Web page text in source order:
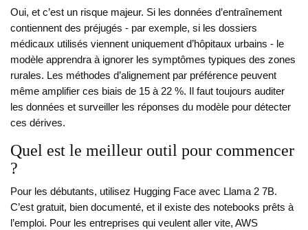
Oui, et c’est un risque majeur. Si les données d’entraînement
contiennent des préjugés - par exemple, si les dossiers
médicaux utilisés viennent uniquement d’hôpitaux urbains - le
modèle apprendra à ignorer les symptômes typiques des zones
rurales. Les méthodes d’alignement par préférence peuvent
même amplifier ces biais de 15 à 22 %. Il faut toujours auditer
les données et surveiller les réponses du modèle pour détecter
ces dérives.
Quel est le meilleur outil pour commencer
?
Pour les débutants, utilisez Hugging Face avec Llama 2 7B.
C’est gratuit, bien documenté, et il existe des notebooks prêts à
l’emploi. Pour les entreprises qui veulent aller vite, AWS